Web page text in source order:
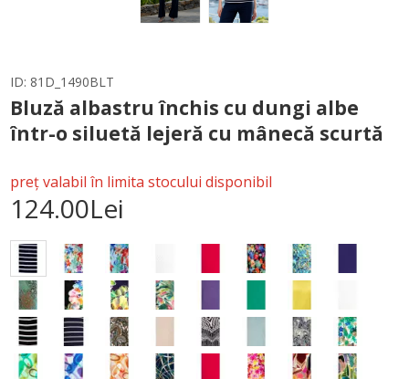
ID: 81D_1490BLT
Bluză albastru închis cu dungi albe
într-o siluetă lejeră cu mânecă scurtă
preț valabil în limita stocului disponibil
124.00Lei